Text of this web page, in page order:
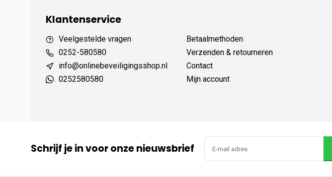
Klantenservice
Veelgestelde vragen
0252-580580
info@onlinebeveiligingsshop.nl
0252580580
Betaalmethoden
Verzenden & retourneren
Contact
Mijn account
Schrijf je in voor onze nieuwsbrief